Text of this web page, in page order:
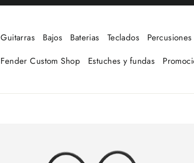
Guitarras Bajos Baterias Teclados Percusiones
Fender Custom Shop
Estuches y fundas